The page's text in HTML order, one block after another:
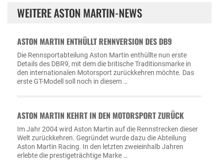
WEITERE ASTON MARTIN-NEWS
ASTON MARTIN ENTHÜLLT RENNVERSION DES DB9
Die Rennsportabteilung Aston Martin enthüllte nun erste
Details des DBR9, mit dem die britische Traditionsmarke in
den internationalen Motorsport zurückkehren möchte. Das
erste GT-Modell soll noch in diesem …
ASTON MARTIN KEHRT IN DEN MOTORSPORT ZURÜCK
Im Jahr 2004 wird Aston Martin auf die Rennstrecken dieser
Welt zurückkehren. Gegründet wurde dazu die Abteilung
Aston Martin Racing. In den letzten zweieinhalb Jahren
erlebte die prestigeträchtige Marke …